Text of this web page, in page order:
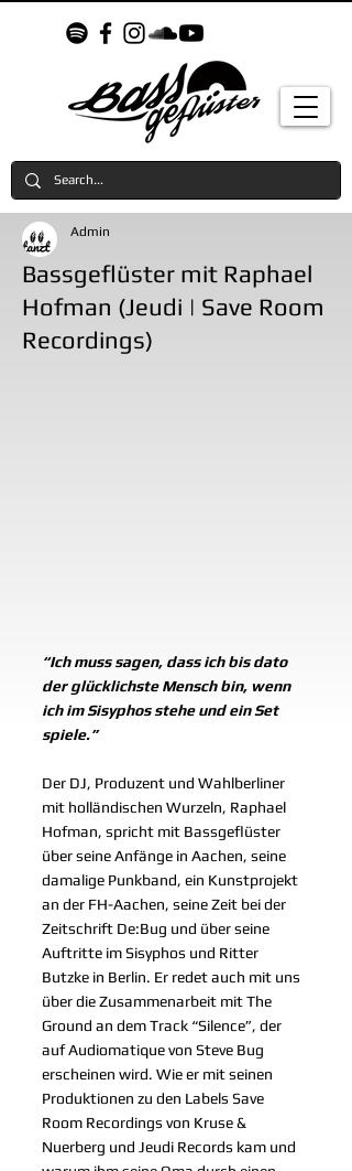
Bassgeflüster mit Raphael
Hofman (Jeudi | Save Room
Recordings)
Admin
“Ich muss sagen, dass ich bis dato
der glücklichste Mensch bin, wenn
ich im Sisyphos stehe und ein Set
spiele.”
Der DJ, Produzent und Wahlberliner
mit holländischen Wurzeln, Raphael
Hofman, spricht mit Bassgeflüster
über seine Anfänge in Aachen, seine
damalige Punkband, ein Kunstprojekt
an der FH-Aachen, seine Zeit bei der
Zeitschrift De:Bug und über seine
Auftritte im Sisyphos und Ritter
Butzke in Berlin. Er redet auch mit uns
über die Zusammenarbeit mit The
Ground an dem Track “Silence”, der
auf Audiomatique von Steve Bug
erscheinen wird. Wie er mit seinen
Produktionen zu den Labels Save
Room Recordings von Kruse &
Nuerberg und Jeudi Records kam und